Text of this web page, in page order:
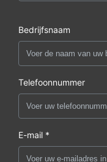
Bedrijfsnaam
Telefoonnummer
E-mail *